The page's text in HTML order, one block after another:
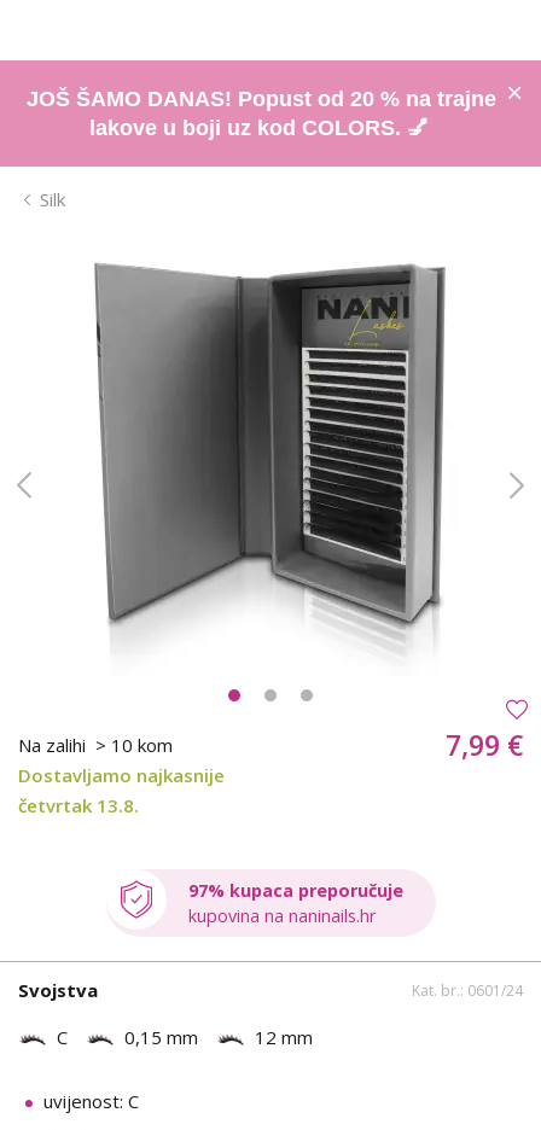
JOŠ ŠAMO DANAS! Popust od 20 % na trajne
lakove u boji uz kod COLORS. 💅
Silk
Na zalihi > 10 kom
Dostavljamo najkasnije
četvrtak 13.8.
7,99 €
97% kupaca preporučuje
kupovina na naninails.hr
Svojstva Kat. br.: 0601/24
C 0,15 mm 12 mm
uvijenost: C